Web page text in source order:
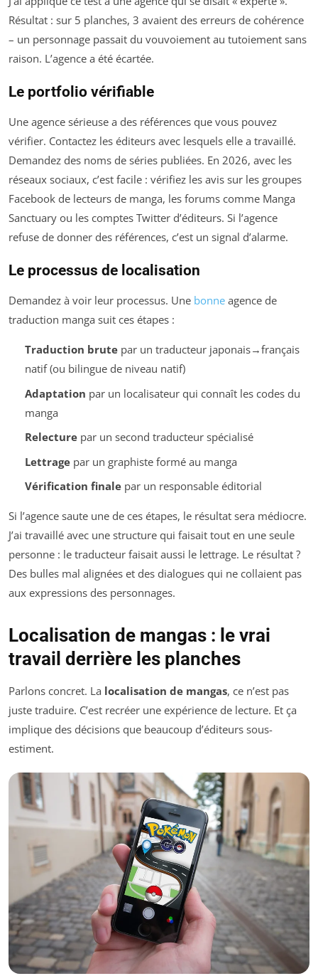
Résultat : sur 5 planches, 3 avaient des erreurs de cohérence
– un personnage passait du vouvoiement au tutoiement sans
raison. L’agence a été écartée.
Le portfolio vérifiable
Une agence sérieuse a des références que vous pouvez
vérifier. Contactez les éditeurs avec lesquels elle a travaillé.
Demandez des noms de séries publiées. En 2026, avec les
réseaux sociaux, c’est facile : vérifiez les avis sur les groupes
Facebook de lecteurs de manga, les forums comme Manga
Sanctuary ou les comptes Twitter d’éditeurs. Si l’agence
refuse de donner des références, c’est un signal d’alarme.
Le processus de localisation
Demandez à voir leur processus. Une bonne agence de
traduction manga suit ces étapes :
Traduction brutepar un traducteur japonais→français
natif (ou bilingue de niveau natif)
Adaptation par un localisateur qui connaît les codes du
manga
Relecturepar un second traducteur spécialisé
Lettragepar un graphiste formé au manga
Vérification finalepar un responsable éditorial
Si l’agence saute une de ces étapes, le résultat sera médiocre.
J’ai travaillé avec une structure qui faisait tout en une seule
personne : le traducteur faisait aussi le lettrage. Le résultat ?
Des bulles mal alignées et des dialogues qui ne collaient pas
aux expressions des personnages.
Localisation de mangas : le vrai
travail derrière les planches
Parlons concret. La localisation de mangas, ce n’est pas
juste traduire. C’est recréer une expérience de lecture. Et ça
implique des décisions que beaucoup d’éditeurs sous-
estiment.